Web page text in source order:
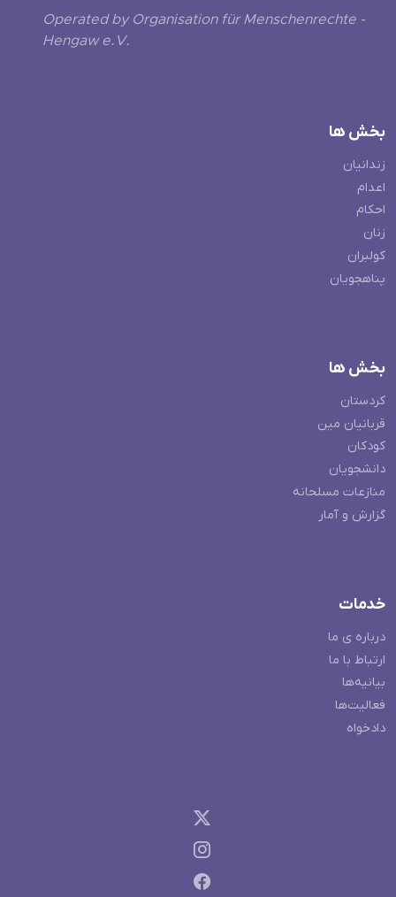
Operated by Organisation für Menschenrechte -
Hengaw e.V.
بخش ها
زندانیان
اعدام
احکام
زنان
کولبران
پناهجویان
بخش ها
کردستان
قربانیان مین
کودکان
دانشجویان
منازعات مسلحانه
گزارش و آمار
خدمات
درباره ی ما
ارتباط با ما
بیانیه‌ها
فعالیت‌ها
دادخواه